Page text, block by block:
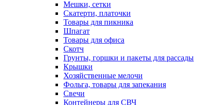
Мешки, сетки
Скатерти, платочки
Товары для пикника
Шпагат
Товары для офиса
Скотч
Грунты, горшки и пакеты для рассады
Крышки
Хозяйственные мелочи
Фольга, товары для запекания
Свечи
Контейнеры для СВЧ